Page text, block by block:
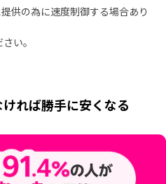
供の為に速度制御する場合あり
さい。
れば勝手に安くなる